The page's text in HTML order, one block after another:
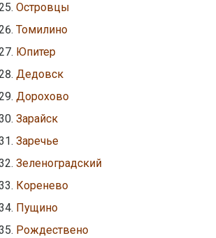
Островцы
Томилино
Юпитер
Дедовск
Дорохово
Зарайск
Заречье
Зеленоградский
Коренево
Пущино
Рождествено